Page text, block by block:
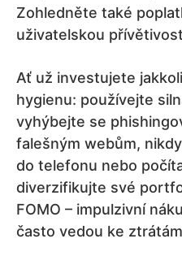
Zohledněte také
uživatelskou
Ať už investujete
hygienu: používejte
vyhýbejte se
falešným webům,
do telefonu nebo
diverzifikujte své
FOMO – impulzivní
často vedou ke